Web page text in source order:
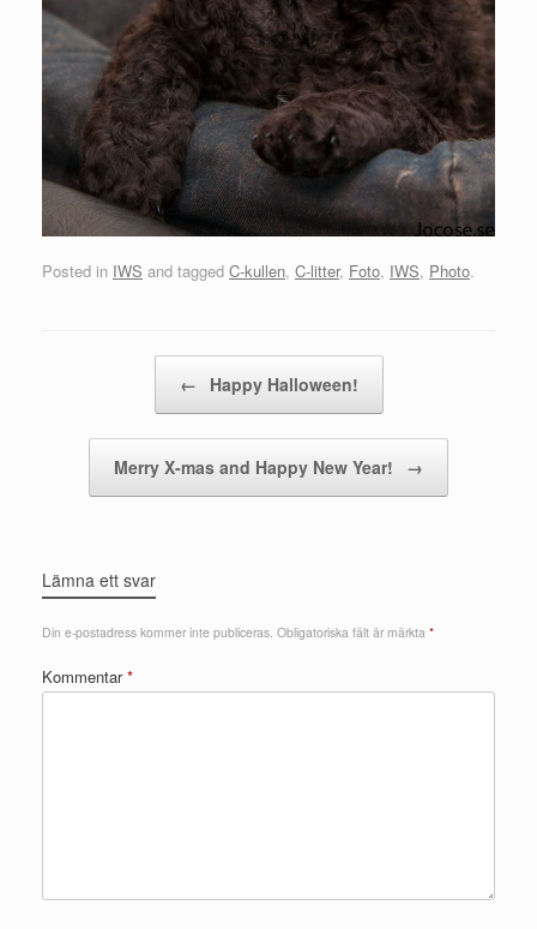
Posted in IWS and tagged C-kullen, C-litter, Foto, IWS, Photo.
← Happy Halloween!
Merry X-mas and Happy New Year! →
Lämna ett svar
Din e-postadress kommer inte publiceras. Obligatoriska fält är märkta *
Kommentar*